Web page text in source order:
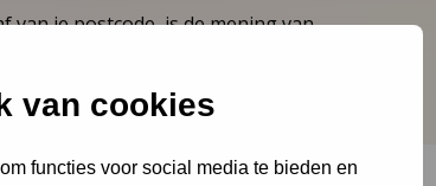
van cookies
functies voor social media te bieden en
van je postcode, is de mening van